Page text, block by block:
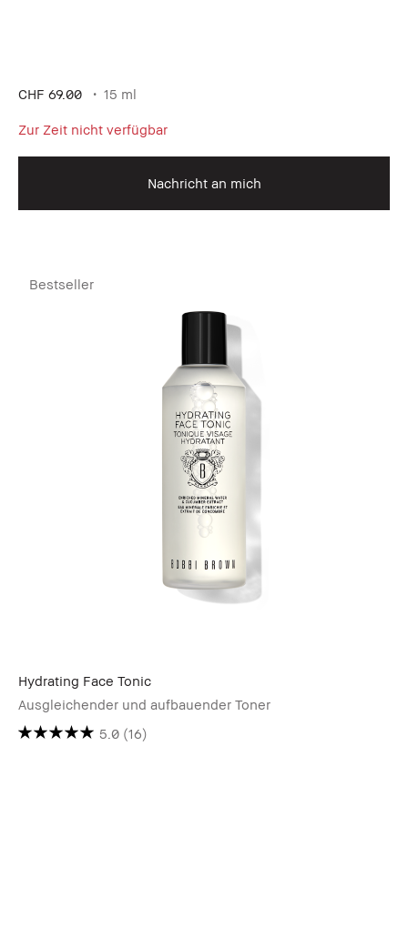
CHF 69.00 15 ml
Zur Zeit nicht verfügbar
Nachricht an mich
Bestseller
Hydrating Face Tonic
Ausgleichender und aufbauender Toner
5.0 (16)